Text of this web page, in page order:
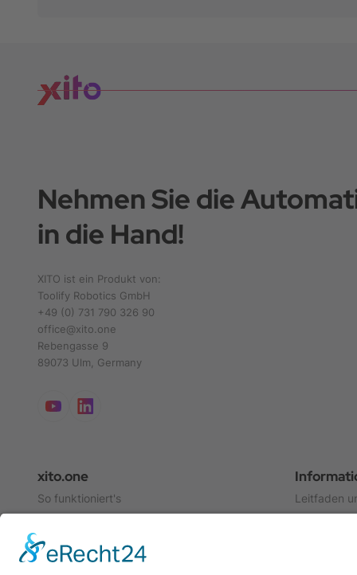
Nehmen Sie die
in die Hand!
XITO ist ein Produkt von:
Toolify Robotics GmbH
+49 (0) 731 790 326 90
office@xito.one
Rebengasse 9
89073 Ulm, Germany
xito.one
So funktioniert's
Shop
Leitfaden